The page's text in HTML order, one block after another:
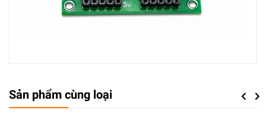
Sản phẩm cùng loại Previous
Next